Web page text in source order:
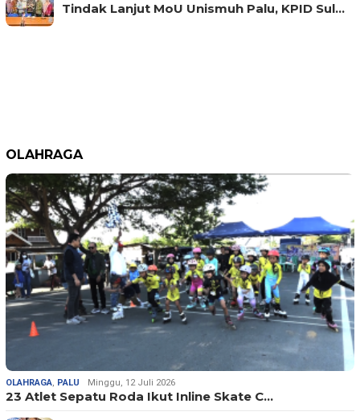
Tindak Lanjut MoU Unismuh Palu, KPID Sul…
OLAHRAGA
OLAHRAGA, PALU Minggu, 12 Juli 2026
23 Atlet Sepatu Roda Ikut Inline Skate C…